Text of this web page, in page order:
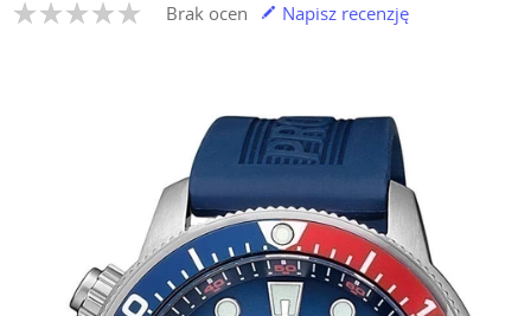
Brak ocen Napisz recenzję